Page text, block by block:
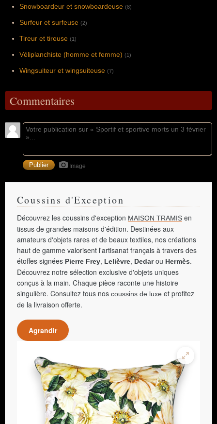
Snowboardeur et snowboardeuse (8)
Surfeur et surfeuse (2)
Tireur et tireuse (1)
Véliplanchiste (homme et femme) (1)
Wingsuiteur et wingsuiteuse (7)
Commentaires
Image
Coussins d'Exception
Découvrez les coussins d'exception MAISON TRAMIS en
tissus de grandes maisons d'édition. Destinées aux
amateurs d'objets rares et de beaux textiles, nos créations
haut de gamme valorisent l'artisanat français à travers des
étoffes signées Pierre Frey, Lelièvre, Dedarou Hermès.
Découvrez notre sélection exclusive d'objets uniques
conçus à la main. Chaque pièce raconte une histoire
singulière. Consultez tous nos coussins de luxe et profitez
de la livraison offerte.
Agrandir